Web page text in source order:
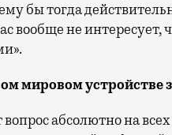
бы тогда
вообще не интересует,
мировом устройстве
абсолютно на